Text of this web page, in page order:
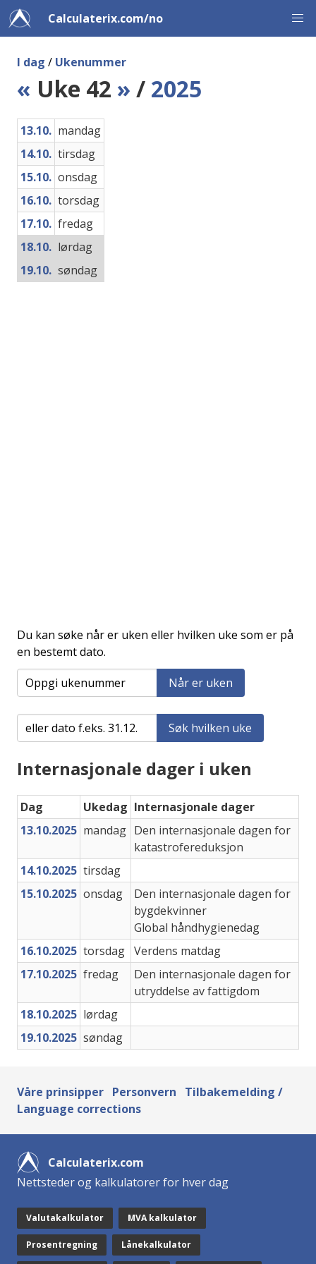
Calculaterix.com/no
I dag / Ukenummer
« Uke 42 » / 2025
13.10. mandag
14.10. tirsdag
15.10. onsdag
16.10. torsdag
17.10. fredag
18.10. lørdag
19.10. søndag
Du kan søke når er uken eller hvilken uke som er på
en bestemt dato.
Når er uken
Søk hvilken uke
Internasjonale dager i uken
Dag Ukedag Internasjonale dager
13.10.2025 mandag Den internasjonale dagen for
katastrofereduksjon
14.10.2025 tirsdag
15.10.2025 onsdag
Den internasjonale dagen for
bygdekvinner
Global håndhygienedag
16.10.2025 torsdag Verdens matdag
17.10.2025 fredag
Den internasjonale dagen for
utryddelse av fattigdom
18.10.2025 lørdag
19.10.2025 søndag
Våre prinsipper Personvern
Tilbakemelding /
Language corrections
Calculaterix.com
Nettsteder og kalkulatorer for hver dag
Valutakalkulator MVA kalkulator
Prosentregning Lånekalkulator